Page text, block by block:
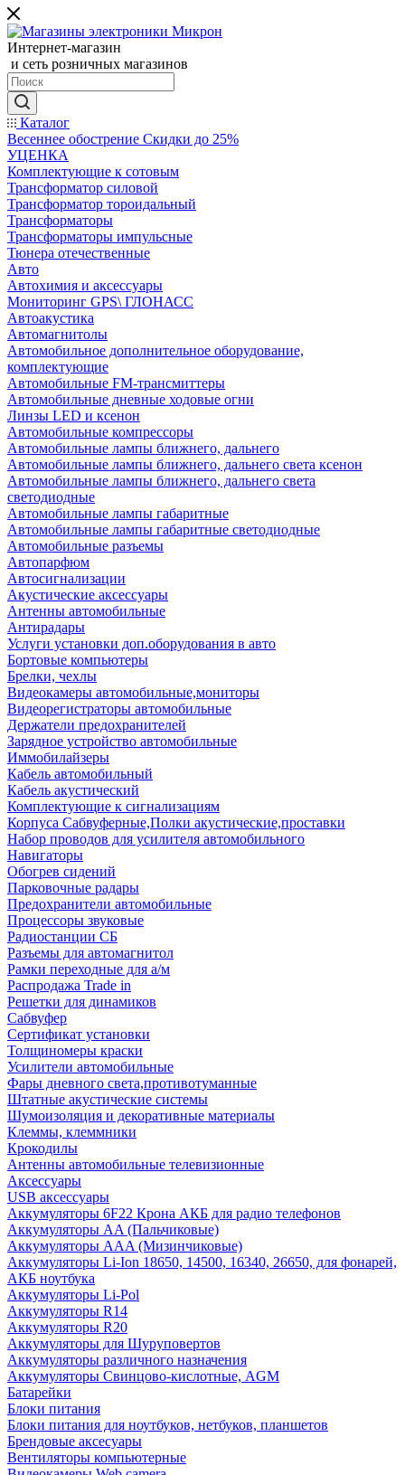
Интернет-магазин
и сеть розничных магазинов
Каталог
Весеннее обострение Скидки до 25%
УЦЕНКА
Комплектующие к сотовым
Трансформатор силовой
Трансформатор тороидальный
Трансформаторы
Трансформаторы импульсные
Тюнера отечественные
Авто
Автохимия и аксессуары
Мониторинг GPS\ ГЛОНАСС
Автоакустика
Автомагнитолы
Автомобильное дополнительное оборудование,
комплектующие
Автомобильные FM-трансмиттеры
Автомобильные дневные ходовые огни
Линзы LED и ксенон
Автомобильные компрессоры
Автомобильные лампы ближнего, дальнего
Автомобильные лампы ближнего, дальнего света ксенон
Автомобильные лампы ближнего, дальнего света
светодиодные
Автомобильные лампы габаритные
Автомобильные лампы габаритные светодиодные
Автомобильные разъемы
Автопарфюм
Автосигнализации
Акустические аксессуары
Антенны автомобильные
Антирадары
Услуги установки доп.оборудования в авто
Бортовые компьютеры
Брелки, чехлы
Видеокамеры автомобильные,мониторы
Видеорегистраторы автомобильные
Держатели предохранителей
Зарядное устройство автомобильные
Иммобилайзеры
Кабель автомобильный
Кабель акустический
Комплектующие к сигнализациям
Корпуса Сабвуферные,Полки акустические,проставки
Набор проводов для усилителя автомобильного
Навигаторы
Обогрев сидений
Парковочные радары
Предохранители автомобильные
Процессоры звуковые
Радиостанции СБ
Разъемы для автомагнитол
Рамки переходные для а/м
Распродажа Trade in
Решетки для динамиков
Сабвуфер
Сертификат установки
Толщиномеры краски
Усилители автомобильные
Фары дневного света,противотуманные
Штатные акустические системы
Шумоизоляция и декоративные материалы
Клеммы, клеммники
Крокодилы
Антенны автомобильные телевизионные
Аксессуары
USB аксессуары
Аккумуляторы 6F22 Крона АКБ для радио телефонов
Аккумуляторы AA (Пальчиковые)
Аккумуляторы AAA (Мизинчиковые)
Аккумуляторы Li-Ion 18650, 14500, 16340, 26650, для фонарей,
АКБ ноутбука
Аккумуляторы Li-Pol
Аккумуляторы R14
Аккумуляторы R20
Аккумуляторы для Шуруповертов
Аккумуляторы различного назначения
Аккумуляторы Свинцово-кислотные, AGM
Батарейки
Блоки питания
Блоки питания для ноутбуков, нетбуков, планшетов
Брендовые аксесуары
Вентиляторы компьютерные